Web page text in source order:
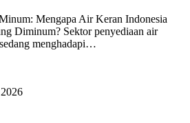
Mengapa Air Keran Indonesia
Diminum? Sektor penyediaan air
menghadapi…